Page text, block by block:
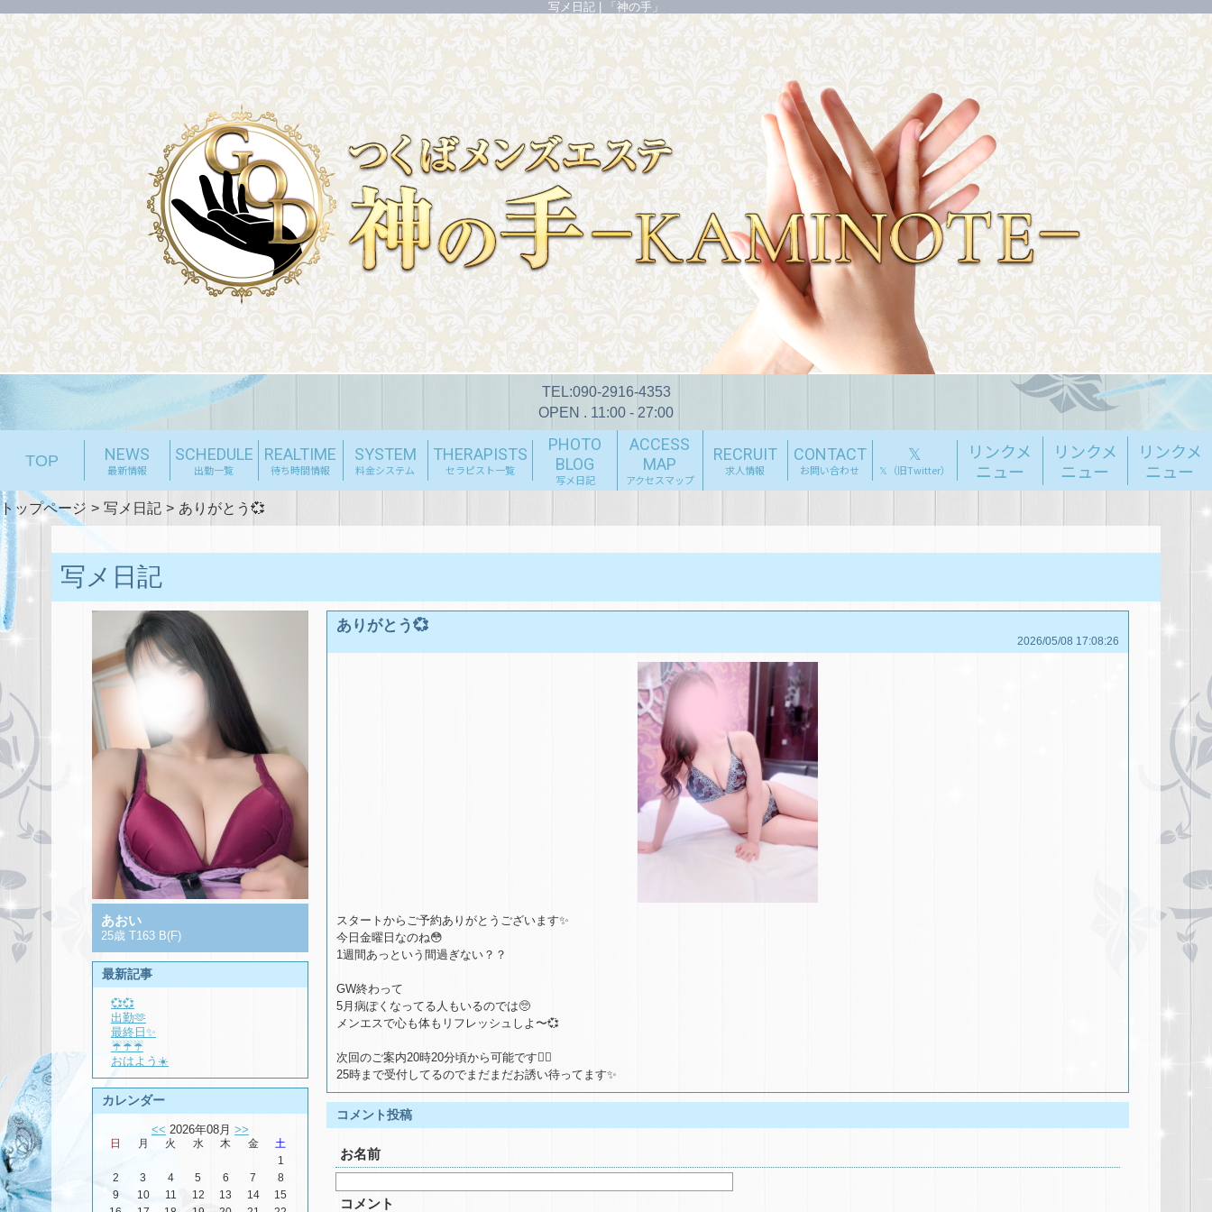
写メ日記 | 「神の手」
TEL:090-2916-4353
OPEN . 11:00 - 27:00
TOP NEWS
最新情報
SCHEDULE
出勤一覧
REALTIME
待ち時間情報
SYSTEM
料金システム
THERAPISTS
セラピスト一覧
PHOTO
BLOG
写メ日記
ACCESS
MAP
アクセスマップ
RECRUIT
求人情報
CONTACT
お問い合わせ
𝕏
𝕏（旧Twitter）
リンクメ
ニュー
リンクメ
ニュー
リンクメ
ニュー
トップページ 写メ日記 ありがとう💞
写メ日記
あおい
25歳 T163 B(F)
最新記事
💞💞
出勤🫶
最終日✨
☔️☔️☔️
おはよう☀️
カレンダー
<< 2026年08月 >>
日 月 火 水 木 金
土
1
2
3 4 5 6 7
8
9
10 11 12 13 14
15
ありがとう💞
2026/05/08 17:08:26
スタートからご予約ありがとうございます✨
今日金曜日なのね😳
1週間あっという間過ぎない？？
GW終わって
5月病ぽくなってる人もいるのでは🥺
メンエスで心も体もリフレッシュしよ〜💞
次回のご案内20時20分頃から可能です🙆‍♀️
25時まで受付してるのでまだまだお誘い待ってます✨
コメント投稿
お名前
コメント